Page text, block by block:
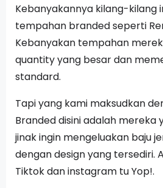
Kebanyakannya kilang-kilang
tempahan branded seperti
Kebanyakan tempahan
quantity yang besar dan
standard.
Tapi yang kami maksudkan
Branded disini adalah mereka
jinak ingin mengeluakan baju
dengan design yang tersediri.
Tiktok dan instagram tu Yop!.